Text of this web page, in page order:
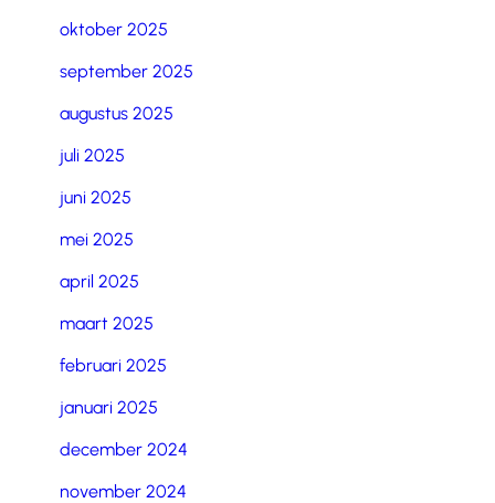
oktober 2025
september 2025
augustus 2025
juli 2025
juni 2025
mei 2025
april 2025
maart 2025
februari 2025
januari 2025
december 2024
november 2024